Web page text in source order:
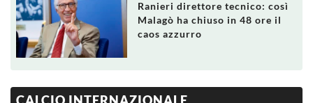
Ranieri direttore tecnico: così
Malagò ha chiuso in 48 ore il
caos azzurro